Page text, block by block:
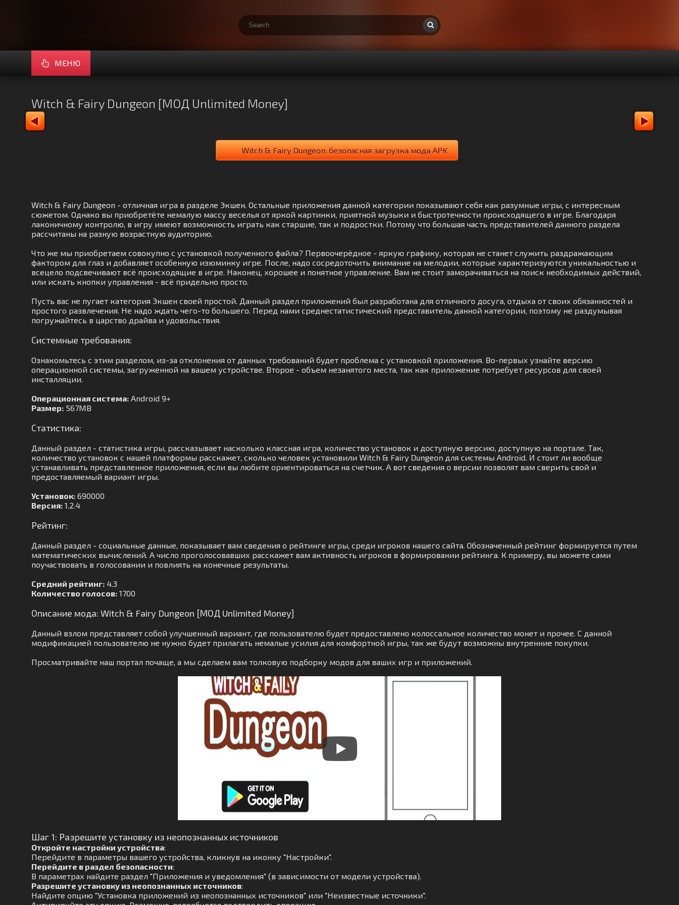
МЕНЮ
Witch & Fairy Dungeon [МОД Unlimited Money]
Witch & Fairy Dungeon: безопасная загрузка мода APK
Witch & Fairy Dungeon - отличная игра в разделе Экшен. Остальные приложения данной категории показывают себя как разумные игры, с интересным
сюжетом. Однако вы приобретёте немалую массу веселья от яркой картинки, приятной музыки и быстротечности происходящего в игре. Благодаря
лаконичному контролю, в игру имеют возможность играть как старшие, так и подростки. Потому что большая часть представителей данного раздела
рассчитаны на разную возрастную аудиторию.
Что же мы приобретаем совокупно с установкой полученного файла? Первоочерёдное - яркую графику, которая не станет служить раздражающим
фактором для глаз и добавляет особенную изюминку игре. После, надо сосредоточить внимание на мелодии, которые характеризуются уникальностью и
всецело подсвечивают всё происходящие в игре. Наконец, хорошее и понятное управление. Вам не стоит заморачиваться на поиск необходимых действий,
или искать кнопки управления - всё придельно просто.
Пусть вас не пугает категория Экшен своей простой. Данный раздел приложений был разработана для отличного досуга, отдыха от своих обязанностей и
простого развлечения. Не надо ждать чего-то большего. Перед нами среднестатистический представитель данной категории, поэтому не раздумывая
погружайтесь в царство драйва и удовольствия.
Системные требования:
Ознакомьтесь с этим разделом, из-за отклонения от данных требований будет проблема с установкой приложения. Во-первых узнайте версию
операционной системы, загруженной на вашем устройстве. Второе - объем незанятого места, так как приложение потребует ресурсов для своей
инсталляции.
Операционная система: Android 9+
Размер: 567MB
Статистика:
Данный раздел - статистика игры, рассказывает насколько классная игра, количество установок и доступную версию, доступную на портале. Так,
количество установок с нашей платформы расскажет, сколько человек установили Witch & Fairy Dungeon для системы Android. И стоит ли вообще
устанавливать представленное приложения, если вы любите ориентироваться на счетчик. А вот сведения о версии позволят вам сверить свой и
предоставляемый вариант игры.
Установок: 690000
Версия: 1.2.4
Рейтинг:
Данный раздел - социальные данные, показывает вам сведения о рейтинге игры, среди игроков нашего сайта. Обозначенный рейтинг формируется путем
математических вычислений. А число проголосовавших расскажет вам активность игроков в формировании рейтинга. К примеру, вы можете сами
поучаствовать в голосовании и повлиять на конечные результаты.
Средний рейтинг: 4.3
Количество голосов: 1700
Описание мода: Witch & Fairy Dungeon [МОД Unlimited Money]
Данный взлом представляет собой улучшенный вариант, где пользователю будет предоставлено колоссальное количество монет и прочее. С данной
модификацией пользователю не нужно будет прилагать немалые усилия для комфортной игры, так же будут возможны внутренние покупки.
Просматривайте наш портал почаще, а мы сделаем вам толковую подборку модов для ваших игр и приложений.
Шаг 1: Разрешите установку из неопознанных источников
Откройте настройки устройства:
Перейдите в параметры вашего устройства, кликнув на иконку "Настройки".
Перейдите в раздел безопасности:
В параметрах найдите раздел "Приложения и уведомления" (в зависимости от модели устройства).
Разрешите установку из неопознанных источников:
Найдите опцию "Установка приложений из неопознанных источников" или "Неизвестные источники".